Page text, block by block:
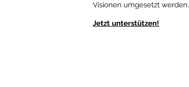
Visionen umgesetzt werden.
Jetzt unterstützen!